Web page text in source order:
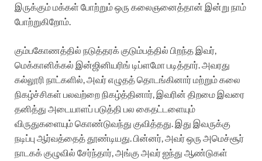
இருக்கும் மக்கள் போற்றும் ஒரு கலைஞனைத்தான் இன்று நாம்
போற்றுகிறோம்.
கும்பகோணத்தில் நடுத்தரக் குடும்பத்தில் பிறந்த இவர்,
மெக்கானிக்கல் இன்ஜினியரிங் டிப்ளமோ படித்தார். அவரது
கல்லூரி நாட்களில், அவர் எழுதத் தொடங்கினார் மற்றும் கலை
நிகழ்ச்சிகள் பலவற்றை நிகழ்த்தினார், இவரின் திறமை இவரை
தனித்து அடையாளப் படுத்தி பல கைதட்டளையும்
விருதுகளையும் கொண்டுவந்து குவித்தது. இது இவருக்கு
நடிப்பு ஆர்வத்தைத் தூண்டியது. பின்னர், அவர் ஒரு அமெச்சூர்
நாடகக் குழுவில் சேர்ந்தார், அங்கு அவர் ஐந்து ஆண்டுகள்